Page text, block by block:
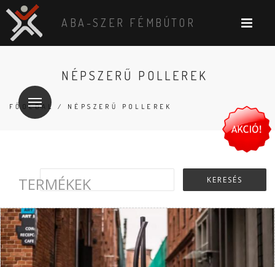
ABA-SZER FÉMBÚTOR
NÉPSZERŰ POLLEREK
FŐOLDAL / NÉPSZERŰ POLLEREK
TERMÉKEK